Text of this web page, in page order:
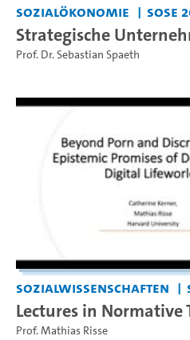
Sozialökonomie SoSe
Strategische
Prof. Dr. Sebastian Spaeth
Sozialwissenschaften
Lectures in Normative
Prof. Mathias Risse